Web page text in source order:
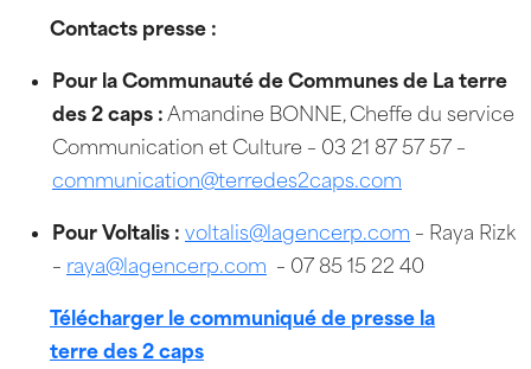
Contacts presse :
Pour la Communauté de Communes de La terre
des 2 caps : Amandine BONNE, Cheffe du service
Communication et Culture – 03 21 87 57 57 –
communication@terredes2caps.com
Pour Voltalis : voltalis@lagencerp.com – Raya Rizk
– raya@lagencerp.com – 07 85 15 22 40
Télécharger le communiqué de presse la
terre des 2 caps